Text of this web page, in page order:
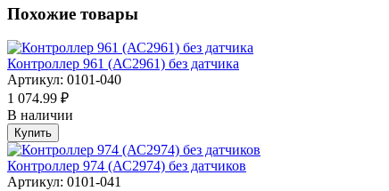
Похожие товары
Контроллер 961 (АС2961) без датчика
Артикул: 0101-040
1 074.99 ₽
В наличии
Купить
Контроллер 974 (АС2974) без датчиков
Артикул: 0101-041